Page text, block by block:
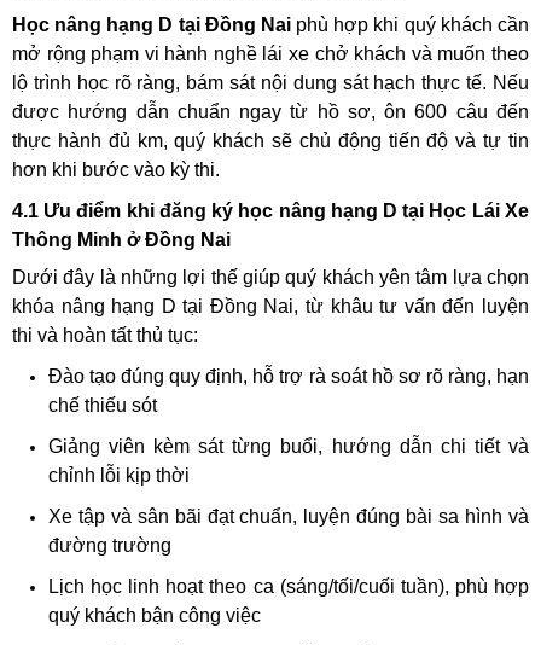
Học nâng hạng D tại Đồng Nai phù hợp khi quý khách cần
mở rộng phạm vi hành nghề lái xe chở khách và muốn theo
lộ trình học rõ ràng, bám sát nội dung sát hạch thực tế. Nếu
được hướng dẫn chuẩn ngay từ hồ sơ, ôn 600 câu đến
thực hành đủ km, quý khách sẽ chủ động tiến độ và tự tin
hơn khi bước vào kỳ thi.
4.1 Ưu điểm khi đăng ký học nâng hạng D tại Học Lái Xe
Thông Minh ở Đồng Nai
Dưới đây là những lợi thế giúp quý khách yên tâm lựa chọn
khóa nâng hạng D tại Đồng Nai, từ khâu tư vấn đến luyện
thi và hoàn tất thủ tục:
Đào tạo đúng quy định, hỗ trợ rà soát hồ sơ rõ ràng, hạn
chế thiếu sót
Giảng viên kèm sát từng buổi, hướng dẫn chi tiết và
chỉnh lỗi kịp thời
Xe tập và sân bãi đạt chuẩn, luyện đúng bài sa hình và
đường trường
Lịch học linh hoạt theo ca (sáng/tối/cuối tuần), phù hợp
quý khách bận công việc